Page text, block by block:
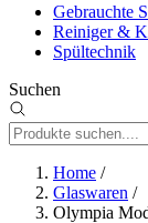
Gebrauchte
Reiniger &
Spültechnik
Suchen
Home /
Glaswaren /
Olympia